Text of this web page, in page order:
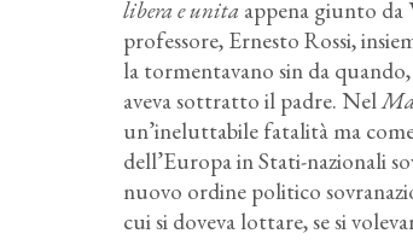
libera e unita appena giunto da
professore, Ernesto Rossi,
la tormentavano sin da
aveva sottratto il padre. Nel
un’ineluttabile fatalità ma
dell’Europa in Stati-nazionali
nuovo ordine politico
cui si doveva lottare, se si